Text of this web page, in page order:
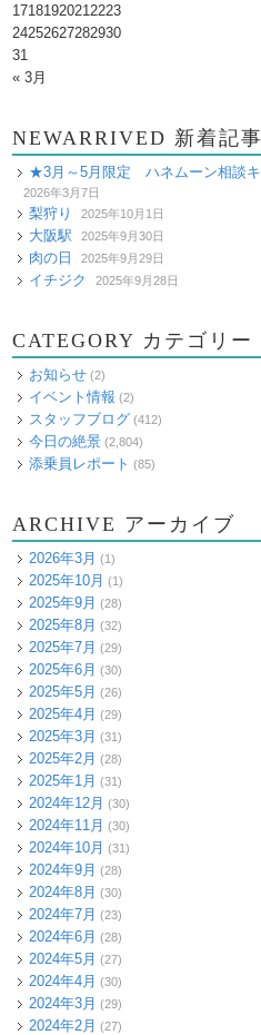
1718192021 2223
24252627282930
31
« 3月
NEWARRIVED 新着記事
★3月～5月限定 ハネムーン相談
2026年3月7日
梨狩り 2025年10月1日
大阪駅 2025年9月30日
肉の日 2025年9月29日
イチジク 2025年9月28日
CATEGORY カテゴリー
お知らせ (2)
イベント情報 (2)
スタッフブログ (412)
今日の絶景 (2,804)
添乗員レポート (85)
ARCHIVE アーカイブ
2026年3月 (1)
2025年10月 (1)
2025年9月 (28)
2025年8月 (32)
2025年7月 (29)
2025年6月 (30)
2025年5月 (26)
2025年4月 (29)
2025年3月 (31)
2025年2月 (28)
2025年1月 (31)
2024年12月 (30)
2024年11月 (30)
2024年10月 (31)
2024年9月 (28)
2024年8月 (30)
2024年7月 (23)
2024年6月 (28)
2024年5月 (27)
2024年4月 (30)
2024年3月 (29)
2024年2月 (27)